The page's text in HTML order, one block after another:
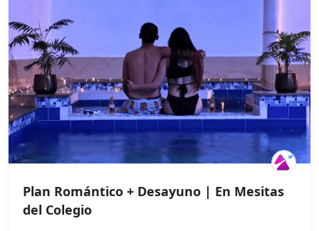
Plan Romántico + Desayuno | En Mesitas
del Colegio